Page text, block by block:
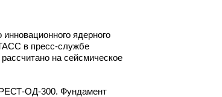
ядерного
в пресс-службе
на сейсмическое
ОД-300. Фундамент